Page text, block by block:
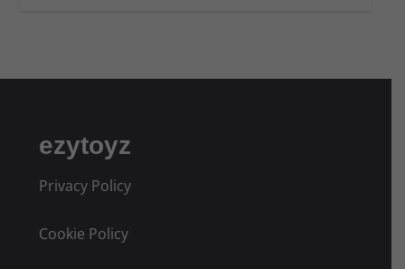
ezytoyz
Privacy Policy
Cookie Policy